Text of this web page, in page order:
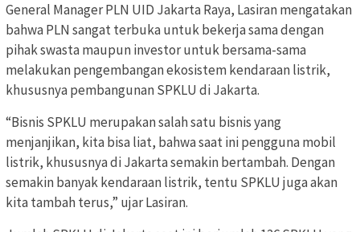
General Manager PLN UID Jakarta Raya, Lasiran mengatakan
bahwa PLN sangat terbuka untuk bekerja sama dengan
pihak swasta maupun investor untuk bersama-sama
melakukan pengembangan ekosistem kendaraan listrik,
khususnya pembangunan SPKLU di Jakarta.
“Bisnis SPKLU merupakan salah satu bisnis yang
menjanjikan, kita bisa liat, bahwa saat ini pengguna mobil
listrik, khususnya di Jakarta semakin bertambah. Dengan
semakin banyak kendaraan listrik, tentu SPKLU juga akan
kita tambah terus,” ujar Lasiran.